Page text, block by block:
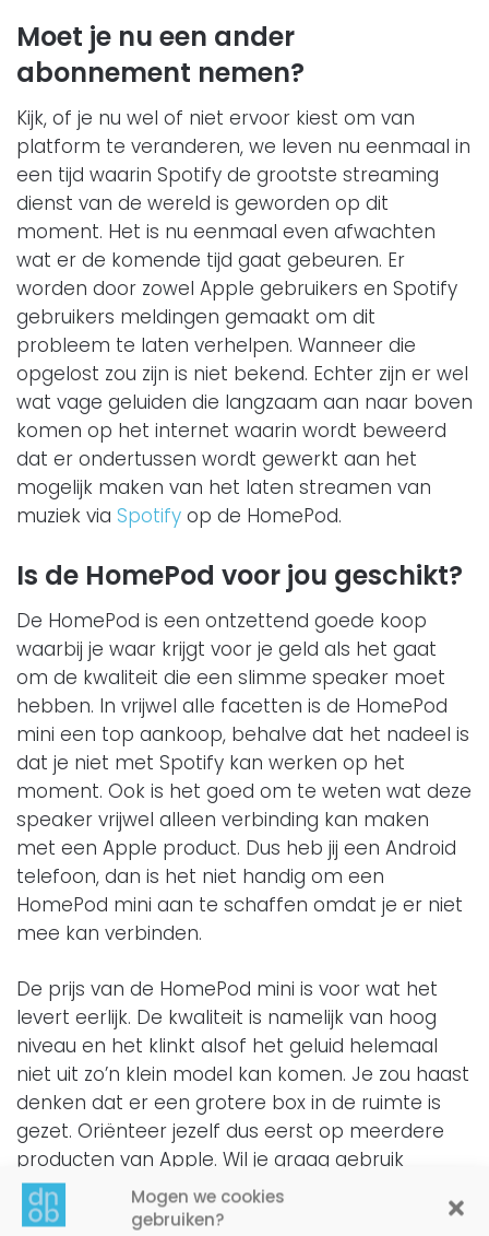
Mogen we cookies
gebruiken?
Moet je nu een ander
abonnement nemen?
Kijk, of je nu wel of niet ervoor kiest om van
platform te veranderen, we leven nu eenmaal in
een tijd waarin Spotify de grootste streaming
dienst van de wereld is geworden op dit
moment. Het is nu eenmaal even afwachten
wat er de komende tijd gaat gebeuren. Er
worden door zowel Apple gebruikers en Spotify
gebruikers meldingen gemaakt om dit
probleem te laten verhelpen. Wanneer die
opgelost zou zijn is niet bekend. Echter zijn er wel
wat vage geluiden die langzaam aan naar boven
komen op het internet waarin wordt beweerd
dat er ondertussen wordt gewerkt aan het
mogelijk maken van het laten streamen van
muziek via Spotify op de HomePod.
Is de HomePod voor jou geschikt?
De HomePod is een ontzettend goede koop
waarbij je waar krijgt voor je geld als het gaat
om de kwaliteit die een slimme speaker moet
hebben. In vrijwel alle facetten is de HomePod
mini een top aankoop, behalve dat het nadeel is
dat je niet met Spotify kan werken op het
moment. Ook is het goed om te weten wat deze
speaker vrijwel alleen verbinding kan maken
met een Apple product. Dus heb jij een Android
telefoon, dan is het niet handig om een
HomePod mini aan te schaffen omdat je er niet
mee kan verbinden.
De prijs van de HomePod mini is voor wat het
levert eerlijk. De kwaliteit is namelijk van hoog
niveau en het klinkt alsof het geluid helemaal
niet uit zo’n klein model kan komen. Je zou haast
denken dat er een grotere box in de ruimte is
gezet. Oriënteer jezelf dus eerst op meerdere
producten van Apple. Wil je graag gebruik
maken van eenApple HomePod
een Android telefoon? Kijk dan naar een goede